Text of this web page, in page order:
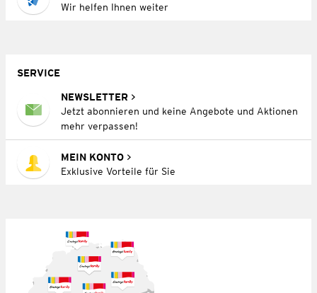
Wir helfen Ihnen weiter
SERVICE
NEWSLETTER
Jetzt abonnieren und keine Angebote und Aktionen
mehr verpassen!
MEIN KONTO
Exklusive Vorteile für Sie